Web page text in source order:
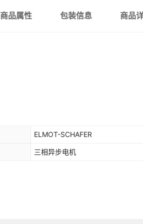
商品属性 包装信息 商品
ELMOT-SCHAFER
三相异步电机